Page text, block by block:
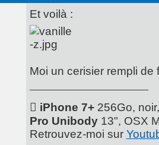
Et voilà :
Moi un cerisier rempli de
 iPhone 7+256Go,
Pro Unibody13", OSX
Retrouvez-moi sur